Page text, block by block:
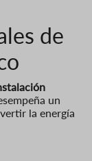
de
un
la energía